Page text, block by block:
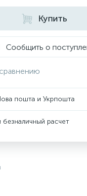
Купить
Сообщить о
пошта и Укрпошта
безналичный расчет